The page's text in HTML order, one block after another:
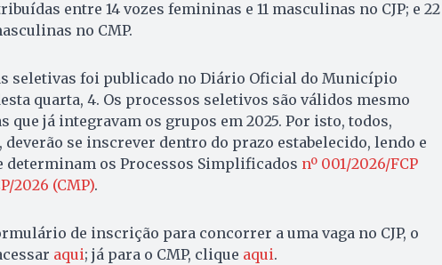
entre 14 vozes femininas e 11 masculinas no CJP; e 22
no CMP.
seletivas foi publicado no Diário Oficial do Município
quarta, 4. Os processos seletivos são válidos mesmo
que já integravam os grupos em 2025. Por isto, todos,
se inscrever dentro do prazo estabelecido, lendo e
determinam os Processos Simplificados nº 001/2026/FCP
2026 (CMP).
de inscrição para concorrer a uma vaga no CJP, o
aqui; já para o CMP, clique aqui.